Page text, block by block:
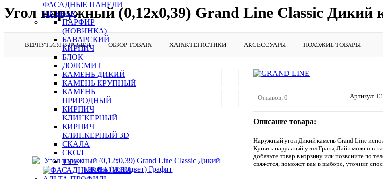
ФАСАДНЫЕ ПАНЕЛИ
FINEBER
ПАРФИР
(НОВИНКА)
БАВАРСКИЙ
КИРПИЧ
БЛОК
ДОЛОМИТ
КАМЕНЬ ДИКИЙ
КАМЕНЬ КРУПНЫЙ
КАМЕНЬ
ПРИРОДНЫЙ
КИРПИЧ
КЛИНКЕРНЫЙ
КИРПИЧ
КЛИНКЕРНЫЙ 3D
СКАЛА
СКОЛ
ТУФ
Угол наружный (0,12х0,39) Grand Line Classic Дикий
ВЕРНУТЬСЯ В РАЗДЕЛ ОБЗОР ТОВАРА ХАРАКТЕРИСТИКИ АКСЕССУАРЫ ПОХОЖИЕ ТОВАРЫ
Отзывов: 0 Артикул:
Описание товара:
Наружный угол Дикий камень Grand Line
Купить наружный угол Гранд Лайн можно в
добавьте товар в корзину или позвоните по
свяжется, поможет вам в выборе, уточнит